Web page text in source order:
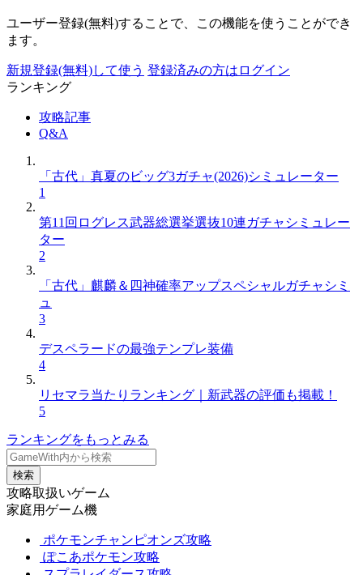
ユーザー登録(無料)することで、この機能を使うことができ
ます。
新規登録(無料)して使う 登録済みの方はログイン
ランキング
攻略記事
Q&A
「古代」真夏のビッグ3ガチャ(2026)シミュレーター
1
第11回ログレス武器総選挙選抜10連ガチャシミュレー
ター
2
「古代」麒麟＆四神確率アップスペシャルガチャシミ
ュ
3
デスペラードの最強テンプレ装備
4
リセマラ当たりランキング｜新武器の評価も掲載！
5
ランキングをもっとみる
検索
攻略取扱いゲーム
家庭用ゲーム機
ポケモンチャンピオンズ攻略
ぽこあポケモン攻略